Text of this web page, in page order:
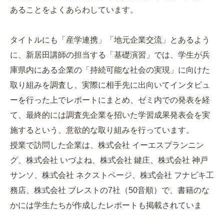
あることをよくあらわしています。
タイトルにも「産学連携」「地元企業交流」とあるよう
に、新居田講師の担当する「基礎演習」では、学生が兵
庫県内にある企業の「持続可能な社会の実現」に向けた
取り組みを調査し、実際に相手先に出向いてインタビュ
ーを行った上でレポートにまとめ、ゼミ内での発表を経
て、最終的には調査先企業を招いた学習成果発表会を実
施するという、意欲的な取り組みを行っています。
授業で訪問した企業は、株式会社 イーエスプランニン
グ、株式会社 いづよね、株式会社 鍵庄、株式会社 神戸
サンソ、株式会社 ネクストページ、株式会社 フナビキ工
務店、株式会社 ブレストの7社（50音順）で、書籍のな
かには学生たちが作成したレポートも掲載されていま